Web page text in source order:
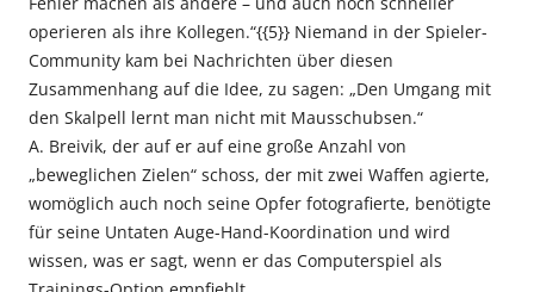
operieren als ihre Kollegen.“{{5}} Niemand in der Spieler-
Community kam bei Nachrichten über diesen
Zusammenhang auf die Idee, zu sagen: „Den Umgang mit
den Skalpell lernt man nicht mit Mausschubsen.“
A. Breivik, der auf er auf eine große Anzahl von
„beweglichen Zielen“ schoss, der mit zwei Waffen agierte,
womöglich auch noch seine Opfer fotografierte, benötigte
für seine Untaten Auge-Hand-Koordination und wird
wissen, was er sagt, wenn er das Computerspiel als